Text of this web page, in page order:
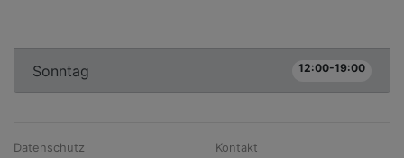
Sonntag 12:00-19:00
Datenschutz
Kontakt